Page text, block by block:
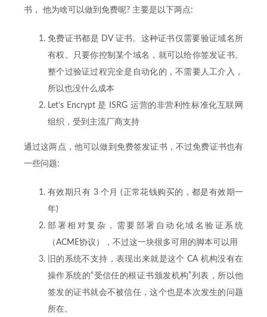
书， 他为啥可以做到免费呢? 主要是以下两点:
免费证书都是 DV 证书。这种证书仅需要验证域名所
有权。只要你控制某个域名，就可以给你签发证书。
整个过验证过程完全是自动化的，不需要人工介入，
所以也没什么成本
Let’s Encrypt 是 ISRG 运营的非营利性标准化互联网
组织，受到主流厂商支持
通过这两点，他可以做到免费签发证书，不过免费证书也有
一些问题:
有效期只有 3 个月 (正常花钱购买的，都是有效期一
年)
部署相对复杂，需要部署自动化域名验证系统
（ACME协议），不过这一块很多可用的脚本可以用
旧的系统不支持，表现出来就是这个 CA 机构没有在
操作系统的“受信任的根证书颁发机构”列表，所以他
签发的证书就会不被信任，这个也是本次发生的问题
所在。